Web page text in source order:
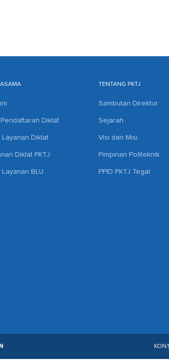
Pendaftaran Diklat
Layanan Diklat
Diklat PKTJ
Layanan BLU
TENTANG PKTJ
Sambutan Direktur
Sejarah
Visi dan Misi
Pimpinan Politeknik
PPID PKTJ Tegal